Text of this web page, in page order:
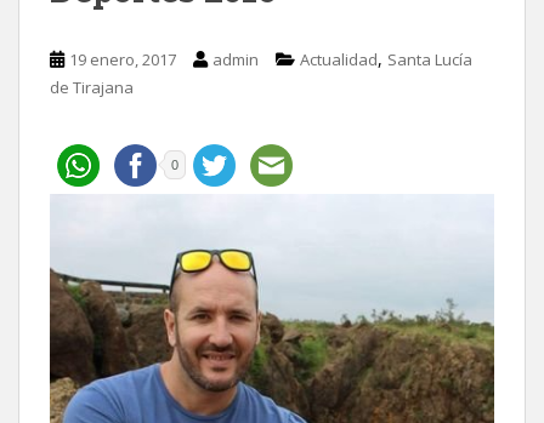
19 enero, 2017 admin Actualidad, Santa Lucía
de Tirajana
0